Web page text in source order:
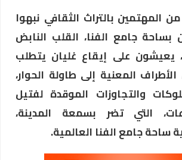
المهتمين بالتراث الثقافي نبهوا
بساحة جامع الفنا، القلب النابض
يعيشون على إيقاع غليان يتطلب
المعنية إلى طاولة الحوار،
والتجاوزات الموقدة لفتيل
التي تضر بسمعة المدينة،
ساحة جامع الفنا العالمية.